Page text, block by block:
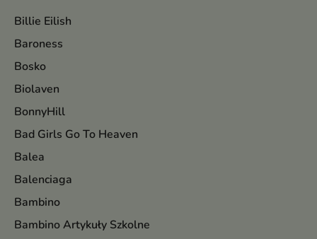
Billie Eilish
Baroness
Bosko
Biolaven
BonnyHill
Bad Girls Go To Heaven
Balea
Balenciaga
Bambino
Bambino Artykuły Szkolne